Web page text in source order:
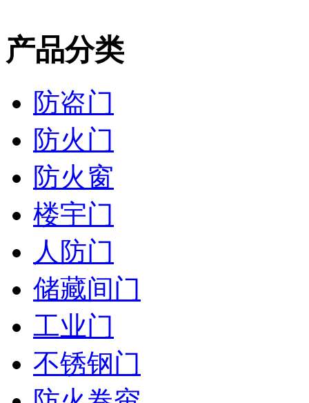
产品分类
防盗门
防火门
防火窗
楼宇门
人防门
储藏间门
工业门
不锈钢门